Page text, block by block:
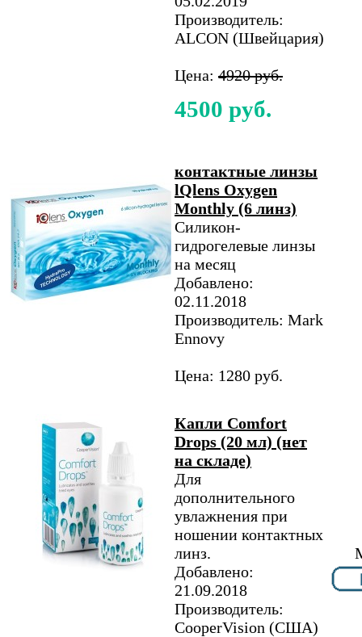
Производитель:
ALCON (Швейцария)
Цена: 4920 руб.
4500 руб.
контактные линзы
lQlens Oxygen
Monthly (6 линз)
Силикон-
гидрогелевые линзы
на месяц
Добавлено:
02.11.2018
Производитель: Mark
Ennovy
Цена: 1280 руб.
Капли Comfort
Drops (20 мл) (нет
на складе)
Для
дополнительного
увлажнения при
ношении контактных
линз.
Добавлено:
21.09.2018
Производитель:
CooperVision (США)